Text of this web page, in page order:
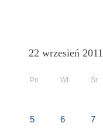
22 wrzesień 2011
Pn Wt Śr
5 6 7